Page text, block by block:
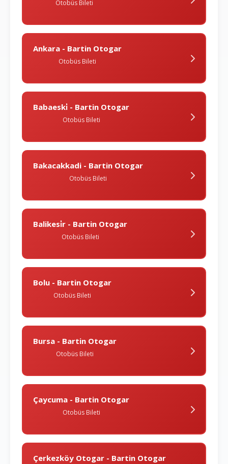
Otobüs Bileti
Ankara - Bartin Otogar
Otobüs Bileti
Babaeski̇ - Bartin Otogar
Otobüs Bileti
Bakacakkadi - Bartin Otogar
Otobüs Bileti
Balikesi̇r - Bartin Otogar
Otobüs Bileti
Bolu - Bartin Otogar
Otobüs Bileti
Bursa - Bartin Otogar
Otobüs Bileti
Çaycuma - Bartin Otogar
Otobüs Bileti
Çerkezköy Otogar - Bartin Otogar